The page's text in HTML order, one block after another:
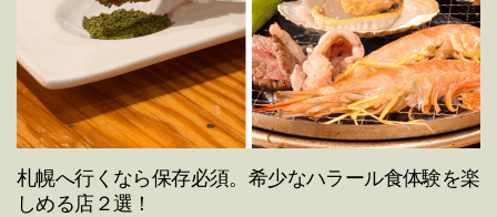
札幌へ行くなら保存必須。希少なハラール食体験を楽
しめる店２選！